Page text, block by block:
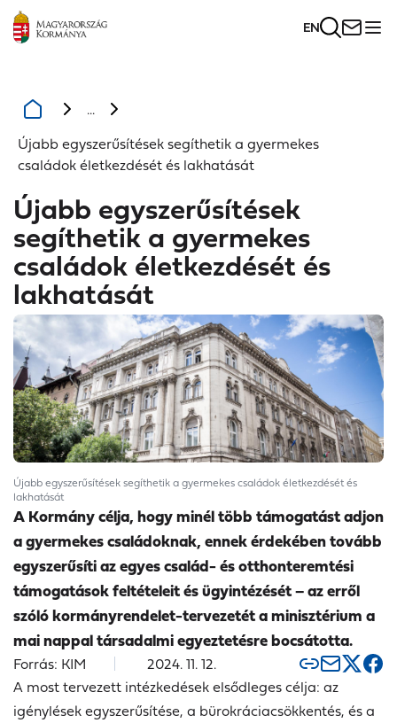
EN
...
Újabb egyszerűsítések segíthetik a gyermekes
családok életkezdését és lakhatását
Újabb egyszerűsítések
segíthetik a gyermekes
családok életkezdését és
lakhatását
Újabb egyszerűsítések segíthetik a gyermekes családok életkezdését és
lakhatását
A Kormány célja, hogy minél több támogatást adjon
a gyermekes családoknak, ennek érdekében tovább
egyszerűsíti az egyes család- és otthonteremtési
támogatások feltételeit és ügyintézését – az erről
szóló kormányrendelet-tervezetét a minisztérium a
mai nappal társadalmi egyeztetésre bocsátotta.
Forrás: KIM
2024. 11. 12.
A most tervezett intézkedések elsődleges célja: az
igénylések egyszerűsítése, a bürokráciacsökkentés, ésa